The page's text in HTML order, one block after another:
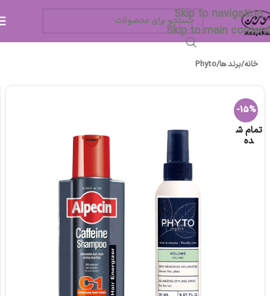
Skip to navigation
Skip to main content
خانه/برند ها/
Phyto
-15%
تمام ش
ده